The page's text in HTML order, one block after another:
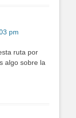
pm
ruta por
algo sobre la